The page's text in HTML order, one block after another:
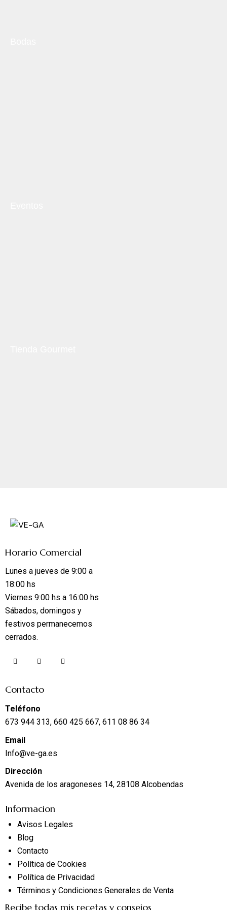
Horario Comercial
Lunes a jueves de 9:00 a
18:00 hs
Viernes 9:00 hs a 16:00 hs
Sábados, domingos y
festivos permanecemos
cerrados.
Contacto
Teléfono
673 944 313, 660 425 667, 611 08 86 34
Email
Info@ve-ga.es
Dirección
Avenida de los aragoneses 14, 28108 Alcobendas
Informacion
Avisos Legales
Blog
Contacto
Política de Cookies
Política de Privacidad
Términos y Condiciones Generales de Venta
Recibe todas mis recetas y consejos